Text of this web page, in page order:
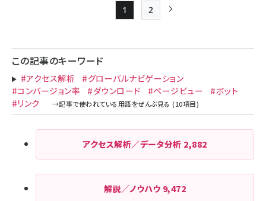
送
り
Page
1
Page
2
この記事のキーワード
#アクセス解析
#グローバルナビゲーション
#コンバージョン率
#ダウンロード #ページビュー
#ボット
#リンク
アクセス解析／データ分析 2,882
解説／ノウハウ 9,472